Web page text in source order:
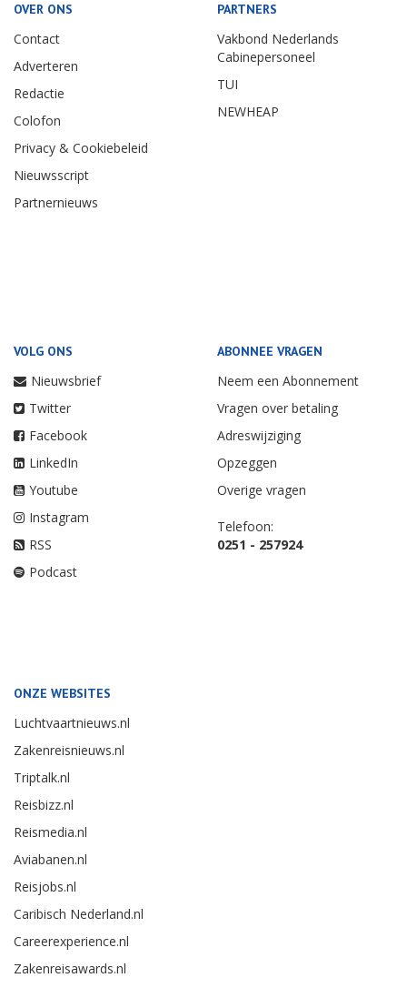
OVER ONS
Contact
Adverteren
Redactie
Colofon
Privacy & Cookiebeleid
Nieuwsscript
Partnernieuws
PARTNERS
Vakbond Nederlands
Cabinepersoneel
TUI
NEWHEAP
VOLG ONS
Nieuwsbrief
Twitter
Facebook
LinkedIn
Youtube
Instagram
RSS
Podcast
ABONNEE VRAGEN
Neem een Abonnement
Vragen over betaling
Adreswijziging
Opzeggen
Overige vragen
Telefoon:
0251 - 257924
ONZE WEBSITES
Luchtvaartnieuws.nl
Zakenreisnieuws.nl
Triptalk.nl
Reisbizz.nl
Reismedia.nl
Aviabanen.nl
Reisjobs.nl
Caribisch Nederland.nl
Careerexperience.nl
Zakenreisawards.nl